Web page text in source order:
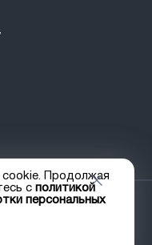
Продолжая
сполитикой
персональных